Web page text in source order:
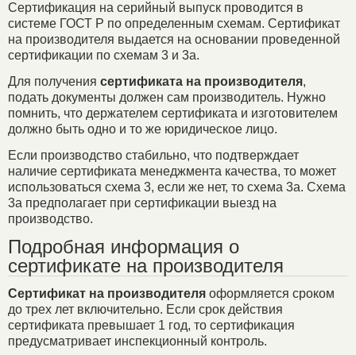
Сертификация на серийный выпуск проводится в
системе ГОСТ Р по определенным схемам. Сертификат
на производителя выдается на основании проведенной
сертификации по схемам 3 и 3а.
Для получения сертификата на производителя,
подать документы должен сам производитель. Нужно
помнить, что держателем сертификата и изготовителем
должно быть одно и то же юридическое лицо.
Если производство стабильно, что подтверждает
наличие сертификата менеджмента качества, то может
использоваться схема 3, если же нет, то схема 3а. Схема
3а предполагает при сертификации выезд на
производство.
Подробная информация о
сертификате на производителя
Сертификат на производителя оформляется сроком
до трех лет включительно. Если срок действия
сертификата превышает 1 год, то сертификация
предусматривает инспекционный контроль.